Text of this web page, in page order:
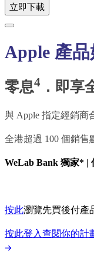
立即下載
Apple 產品
零息4 ．即享
與 Apple 指定經銷商
全港超過 100 個銷售
WeLab Bank 獨家* |
按此瀏覽先買後付產
按此登入查閱你的計